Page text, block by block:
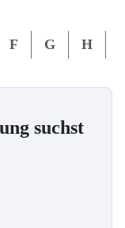
F G H
suchst